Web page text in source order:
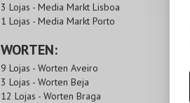
3 Lojas - Media Markt Lisboa
1 Lojas - Media Markt Porto
WORTEN:
9 Lojas - Worten Aveiro
3 Lojas - Worten Beja
12 Lojas - Worten Braga